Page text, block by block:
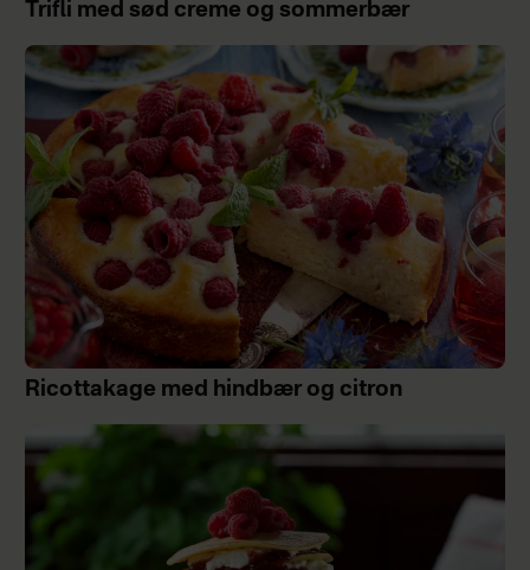
Trifli med sød creme og sommerbær
Ricottakage med hindbær og citron